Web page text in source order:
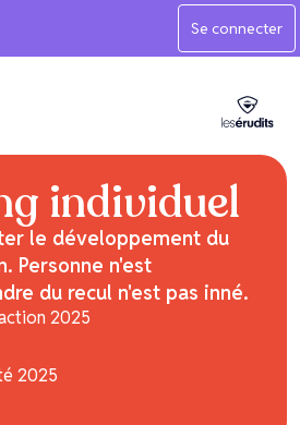
Se connecter
individuel
le développement du
Personne n'est
du recul n'est pas inné.
2025
2025